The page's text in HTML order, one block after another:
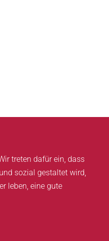
treten dafür ein, dass
sozial gestaltet wird,
leben, eine gute